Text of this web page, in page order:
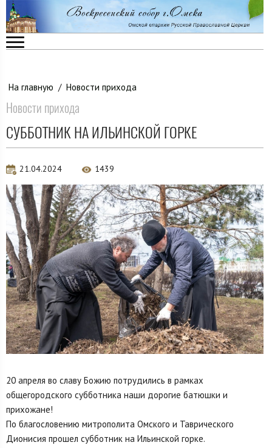
На главную / Новости прихода
Новости прихода
СУББОТНИК НА ИЛЬИНСКОЙ ГОРКЕ
21.04.2024 1439
20 апреля во славу Божию потрудились в рамках
общегородского субботника наши дорогие батюшки и
прихожане!
По благословению митрополита Омского и Таврического
Дионисия прошел субботник на Ильинской горке.